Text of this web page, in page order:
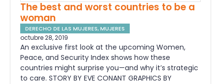
The best and worst countries to be a
woman
DERECHO DE LAS MUJERES,MUJERES
octubre 28, 2019
An exclusive first look at the upcoming Women,
Peace, and Security Index shows how these
countries might surprise you—and why it’s strategic
to care. STORY BY EVE CONANT GRAPHICS BY